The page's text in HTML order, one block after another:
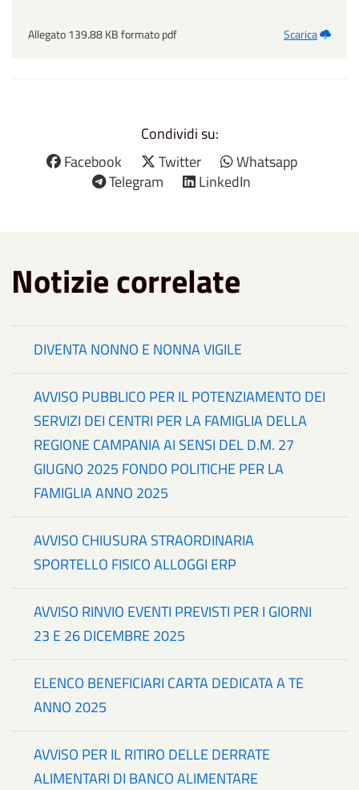
Allegato 139.88 KB formato pdf Scarica
Condividi su:
Facebook
Twitter
Whatsapp
Telegram
LinkedIn
Notizie correlate
DIVENTA NONNO E NONNA VIGILE
AVVISO PUBBLICO PER IL POTENZIAMENTO DEI
SERVIZI DEI CENTRI PER LA FAMIGLIA DELLA
REGIONE CAMPANIA AI SENSI DEL D.M. 27
GIUGNO 2025 FONDO POLITICHE PER LA
FAMIGLIA ANNO 2025
AVVISO CHIUSURA STRAORDINARIA
SPORTELLO FISICO ALLOGGI ERP
AVVISO RINVIO EVENTI PREVISTI PER I GIORNI
23 E 26 DICEMBRE 2025
ELENCO BENEFICIARI CARTA DEDICATA A TE
ANNO 2025
AVVISO PER IL RITIRO DELLE DERRATE
ALIMENTARI DI BANCO ALIMENTARE